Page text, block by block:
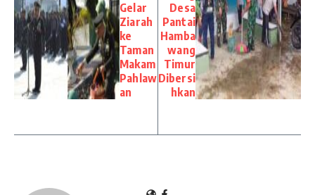
Gelar
Ziarah
ke
Taman
Makam
Pahlaw
an
Desa
Pantai
Hamba
wang
Timur
Dibersi
hkan